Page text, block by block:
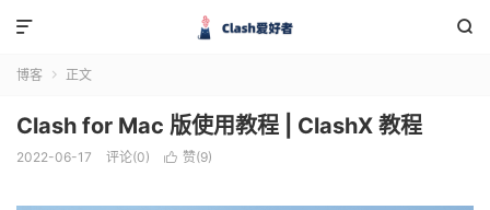


博客  正文
Clash for Mac 版使用教程 | ClashX 教程
2022-06-17 评论(0)  赞(9)